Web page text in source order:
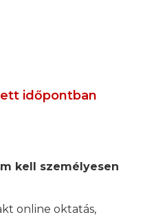
időpontban
kell személyesen
online oktatás,